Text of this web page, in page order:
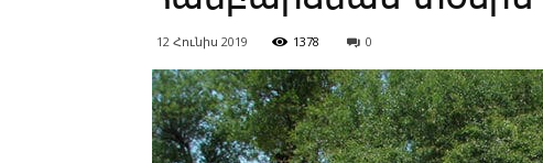
12 Հունիս 2019 1378 0